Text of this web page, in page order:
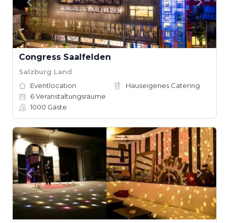
Congress Saalfelden
Salzburg Land
Eventlocation
Hauseigenes Catering
6Veranstaltungsräume
1000 Gäste